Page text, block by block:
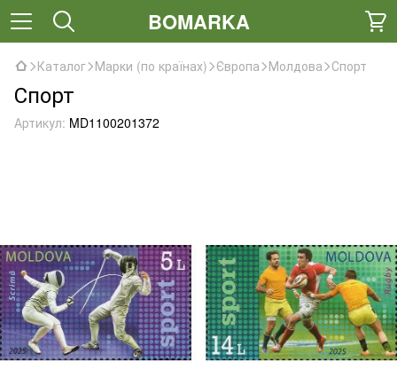
BOMARKA
Каталог Марки (по країнах) Європа Молдова Спорт
Спорт
Артикул: MD1100201372